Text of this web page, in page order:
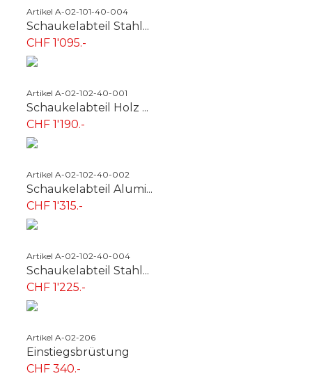
Artikel A-02-101-40-004
Schaukelabteil Stahl...
CHF 1'095.-
Artikel A-02-102-40-001
Schaukelabteil Holz ...
CHF 1'190.-
Artikel A-02-102-40-002
Schaukelabteil Alumi...
CHF 1'315.-
Artikel A-02-102-40-004
Schaukelabteil Stahl...
CHF 1'225.-
Artikel A-02-206
Einstiegsbrüstung
CHF 340.-